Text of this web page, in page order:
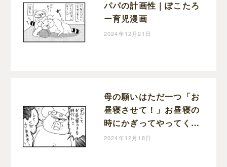
パパの計画性｜ぽこたろ
ー育児漫画
2024年12月21日
母の願いはただ一つ「お
昼寝させて！」お昼寝の
時にかぎってやってくる
宣伝車｜ぽこたろー育児
2024年12月18日